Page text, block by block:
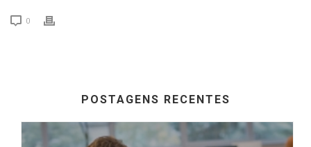
0
POSTAGENS RECENTES